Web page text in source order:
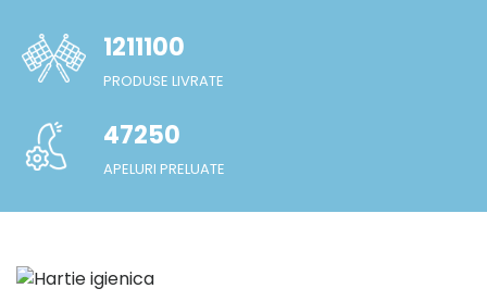
1211100
PRODUSE LIVRATE
47250
APELURI PRELUATE